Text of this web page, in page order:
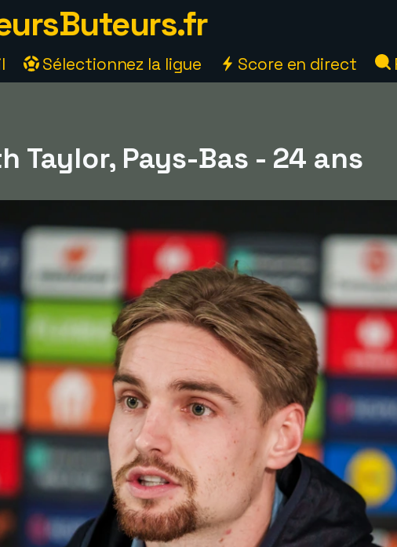
Sélectionnez la ligue Score en direct
Taylor, Pays-Bas - 24 ans